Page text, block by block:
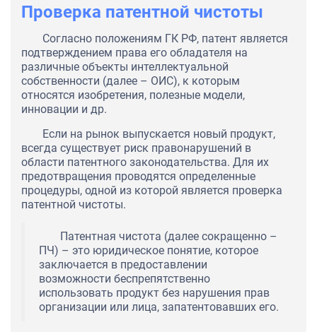
Проверка патентной чистоты
Согласно положениям ГК РФ, патент является
подтверждением права его обладателя на
различные объекты интеллектуальной
собственности (далее – ОИС), к которым
относятся изобретения, полезные модели,
инновации и др.
Если на рынок выпускается новый продукт,
всегда существует риск правонарушений в
области патентного законодательства. Для их
предотвращения проводятся определенные
процедуры, одной из которой является проверка
патентной чистоты.
Патентная чистота (далее сокращенно –
ПЧ) – это юридическое понятие, которое
заключается в предоставлении
возможности беспрепятственно
использовать продукт без нарушения прав
организации или лица, запатентовавших его.